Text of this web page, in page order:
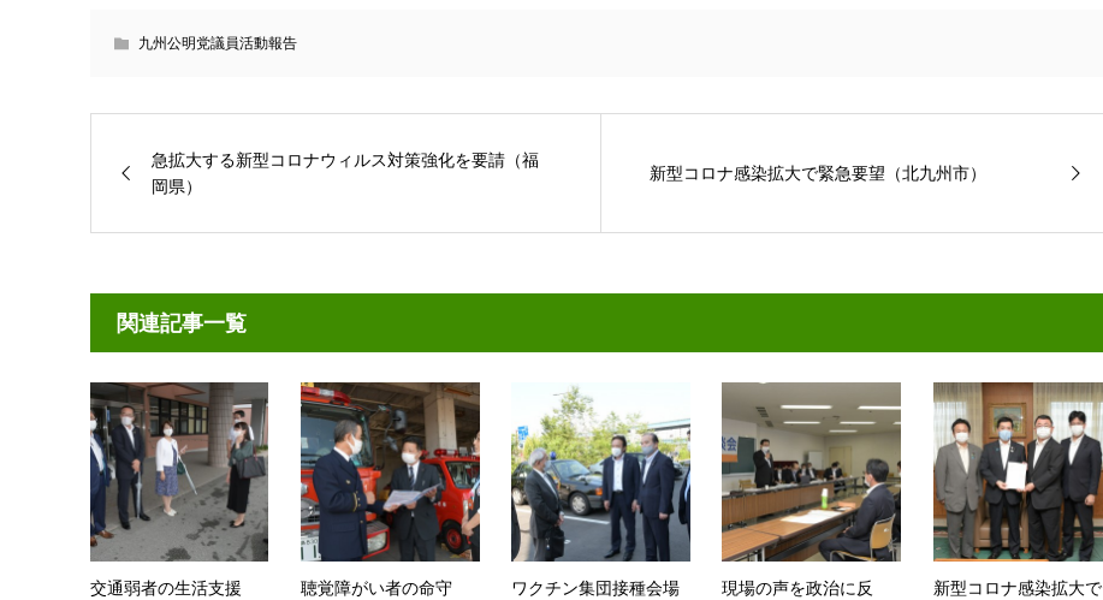
九州公明党議員活動報告
急拡大する新型コロナウィルス対策強化を要請（福
岡県）
新型コロナ感染拡大で緊急要望（北九州市）
関連記事一覧
交通弱者の生活支援
聴覚障がい者の命守
ワクチン集団接種会場
現場の声を政治に反
新型コロナ感染拡大で